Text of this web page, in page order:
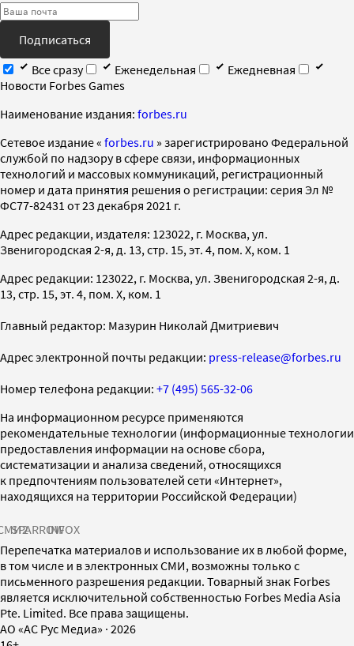
Подписаться
Все сразу
Еженедельная
Ежедневная
Новости Forbes Games
Наименование издания: forbes.ru
Cетевое издание « forbes.ru » зарегистрировано Федеральной
службой по надзору в сфере связи, информационных
технологий и массовых коммуникаций, регистрационный
номер и дата принятия решения о регистрации: серия Эл №
ФС77-82431 от 23 декабря 2021 г.
Адрес редакции, издателя: 123022, г. Москва, ул.
Звенигородская 2-я, д. 13, стр. 15, эт. 4, пом. X, ком. 1
Адрес редакции: 123022, г. Москва, ул. Звенигородская 2-я, д.
13, стр. 15, эт. 4, пом. X, ком. 1
Главный редактор: Мазурин Николай Дмитриевич
Адрес электронной почты редакции: press-release@forbes.ru
Номер телефона редакции: +7 (495) 565-32-06
На информационном ресурсе применяются
рекомендательные технологии (информационные технологии
предоставления информации на основе сбора,
систематизации и анализа сведений, относящихся
к предпочтениям пользователей сети «Интернет»,
находящихся на территории Российской Федерации)
SPARROWINFOX
Перепечатка материалов и использование их в любой форме,
в том числе и в электронных СМИ, возможны только с
письменного разрешения редакции. Товарный знак Forbes
является исключительной собственностью Forbes Media Asia
Pte. Limited. Все права защищены.
AO «АС Рус Медиа» · 2026